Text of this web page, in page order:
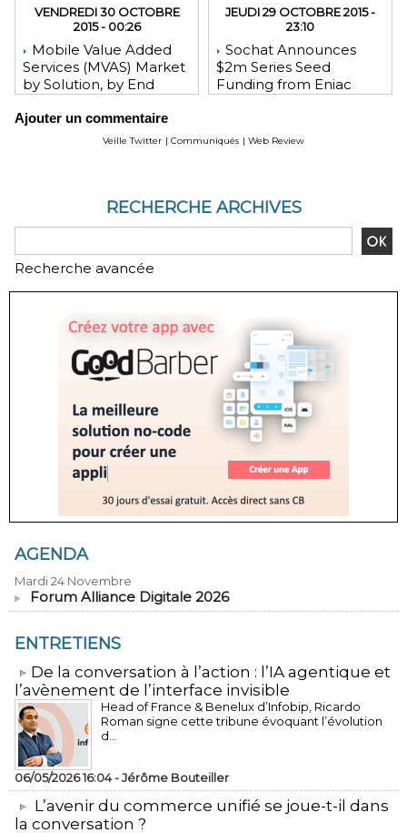
VENDREDI 30 OCTOBRE
2015 - 00:26
Mobile Value Added
Services (MVAS) Market
by Solution, by End
Geography - Global
Forecast and Analysis to
JEUDI 29 OCTOBRE 2015 -
23:10
Sochat Announces
$2m Series Seed
Funding from Eniac
Zhang
Ajouter un commentaire
Veille Twitter | Communiqués | Web Review
RECHERCHE ARCHIVES
Recherche avancée
AGENDA
Mardi 24 Novembre
Forum Alliance Digitale 2026
ENTRETIENS
​De la conversation à l’action : l’IA agentique et
l’avènement de l’interface invisible
Head of France & Benelux d’Infobip, Ricardo
Roman signe cette tribune évoquant l’évolution
d...
06/05/2026 16:04 -Jérôme Bouteiller
L’avenir du commerce unifié se joue-t-il dans
la conversation ?